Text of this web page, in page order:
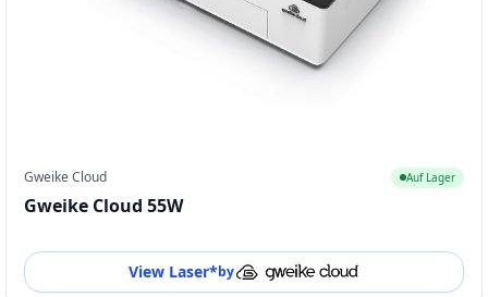
Gweike Cloud Auf Lager
Gweike Cloud 55W
View Laser*by